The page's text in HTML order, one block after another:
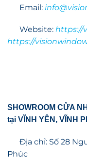
Email:
Website: https://
https://
SHOWROOM CỬA
tại VĨNH YÊN, VĨNH
Địa chỉ: Số 28
Phúc